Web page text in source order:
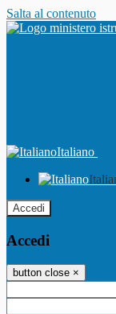
Salta al contenuto
Italiano
Accedi
Accedi
button close ×